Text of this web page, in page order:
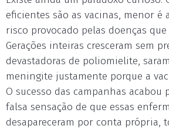
eficientes são as vacinas, menor é
risco provocado pelas doenças que
Gerações inteiras cresceram sem
devastadoras de poliomielite,
meningite justamente porque a
O sucesso das campanhas acabou
falsa sensação de que essas
desapareceram por conta própria,